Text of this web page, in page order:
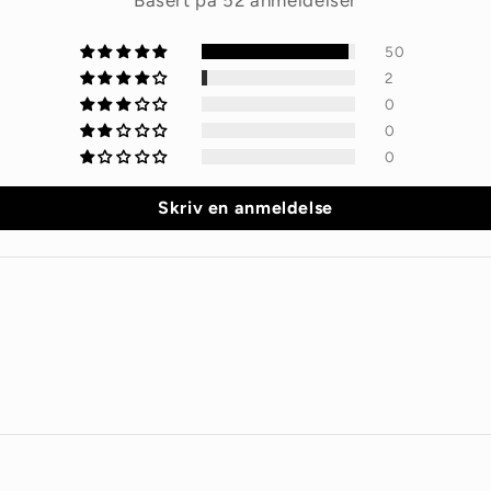
50
2
0
0
0
Skriv en anmeldelse